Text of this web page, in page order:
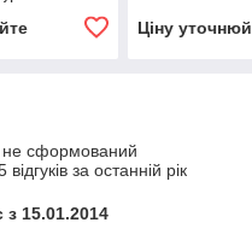
Ціну
не сформований
за останній рік
15.01.2014